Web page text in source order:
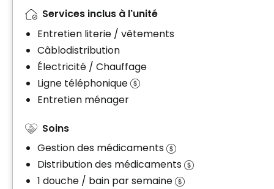
Services inclus à l'unité
Entretien literie / vêtements
Câblodistribution
Électricité / Chauffage
Ligne téléphonique
Entretien ménager
Soins
Gestion des médicaments
Distribution des médicaments
1 douche / bain par semaine